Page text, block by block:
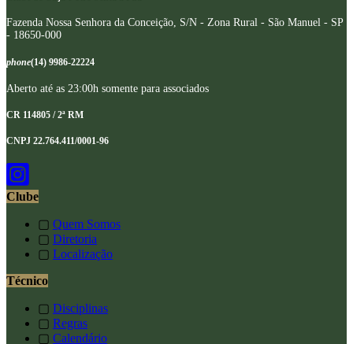
Fazenda Nossa Senhora da Conceição, S/N - Zona Rural - São Manuel - SP
- 18650-000
phone(14) 9986-22224
Aberto até as 23:00h somente para associados
CR 114805 / 2ª RM
CNPJ 22.764.411/0001-96
Clube
▢ Quem Somos
▢ Diretoria
▢ Localização
Técnico
▢ Disciplinas
▢ Regras
▢ Calendário